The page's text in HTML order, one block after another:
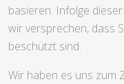
basieren. Infolge
wir versprechen, dass
beschützt sind.
Wir haben es uns zum